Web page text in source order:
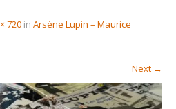
720 in Arsène Lupin – Maurice
Next →